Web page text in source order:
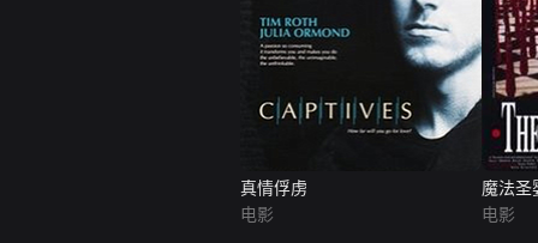
真情俘虏
电影
魔法圣
电影